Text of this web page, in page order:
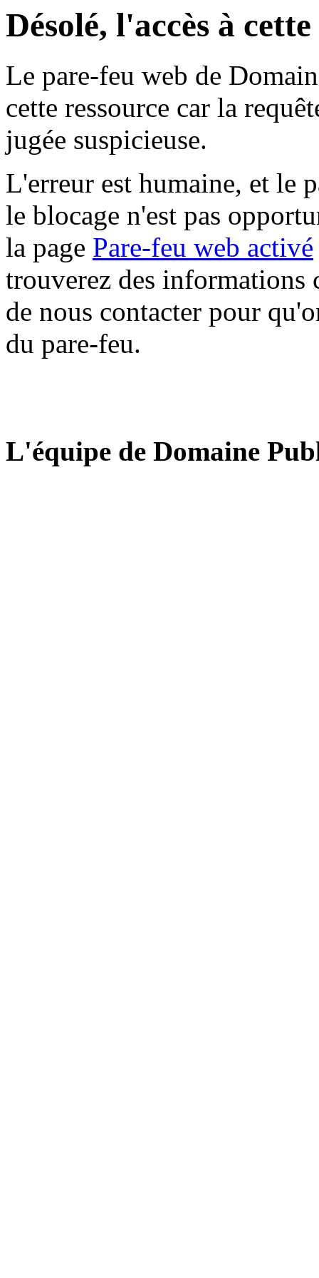
Désolé, l'accès à
Le pare-feu web de
cette ressource car la
jugée suspicieuse.
L'erreur est humaine, et le
le blocage n'est pas
la page Pare-feu web activé
trouverez des informations
de nous contacter pour
du pare-feu.
L'équipe de Domaine